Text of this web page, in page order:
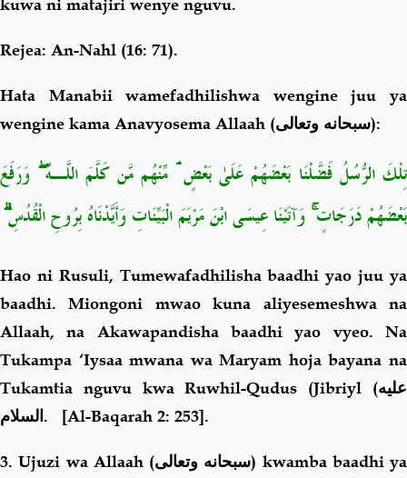
kuwa ni matajiri wenye nguvu.
Rejea: An-Nahl (16: 71).
Hata Manabii wamefadhilishwa wengine juu ya
wengine kama Anavyosema Allaah (سبحانه وتعالى):
تِلْكَ الرُّسُلُ فَضَّلْنَا بَعْضَهُمْ عَلَىٰ بَعْضٍ ۘ مِّنْهُم مَّن كَلَّمَ اللَّـهُ ۖ وَرَفَعَ
بَعْضَهُمْ دَرَجَاتٍ ۚ وَآتَيْنَا عِيسَى ابْنَ مَرْيَمَ الْبَيِّنَاتِ وَأَيَّدْنَاهُ بِرُوحِ الْقُدُسِ ۗ
Hao ni Rusuli, Tumewafadhilisha baadhi yao juu ya
baadhi. Miongoni mwao kuna aliyesemeshwa na
Allaah, na Akawapandisha baadhi yao vyeo. Na
Tukampa ‘Iysaa mwana wa Maryam hoja bayana na
Tukamtia nguvu kwa Ruwhil-Qudus (Jibriyl (عليه
السلام . [Al-Baqarah 2: 253].
3. Ujuzi wa Allaah (سبحانه وتعالى) kwamba baadhi ya